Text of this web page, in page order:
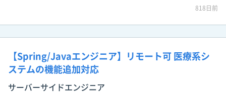
818日前
【Spring/Javaエンジニア】リモート可 医療系シ
ステムの機能追加対応
サーバーサイドエンジニア